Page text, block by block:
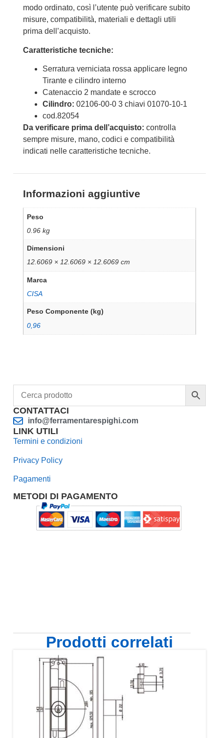
modo ordinato, così l’utente può verificare subito
misure, compatibilità, materiali e dettagli utili
prima dell’acquisto.
Caratteristiche tecniche:
Serratura verniciata rossa applicare legno
Tirante e cilindro interno
Catenaccio 2 mandate e scrocco
Cilindro: 02106-00-0 3 chiavi 01070-10-1
cod.82054
Da verificare prima dell’acquisto: controlla
sempre misure, mano, codici e compatibilità
indicati nelle caratteristiche tecniche.
Informazioni aggiuntive
Peso
0.96 kg
Dimensioni
12.6069 × 12.6069 × 12.6069 cm
Marca
CISA
Peso Componente (kg)
0,96
CONTATTACI
info@ferramentarespighi.com
LINK UTILI
Termini e condizioni
Privacy Policy
Pagamenti
METODI DI PAGAMENTO
Prodotti correlati